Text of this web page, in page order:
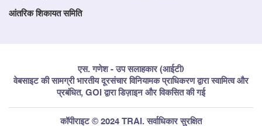
आंतरिक शिकायत समिति
एस. गणेश - उप सलाहकार (आईटी)
वेबसाइट की सामग्री भारतीय दूरसंचार विनियामक प्राधिकरण द्वारा स्वामित्व और
प्रबंधित, GOI द्वारा डिज़ाइन और विकसित की गई
कॉपीराइट © 2024 TRAI. सर्वाधिकार सुरक्षित